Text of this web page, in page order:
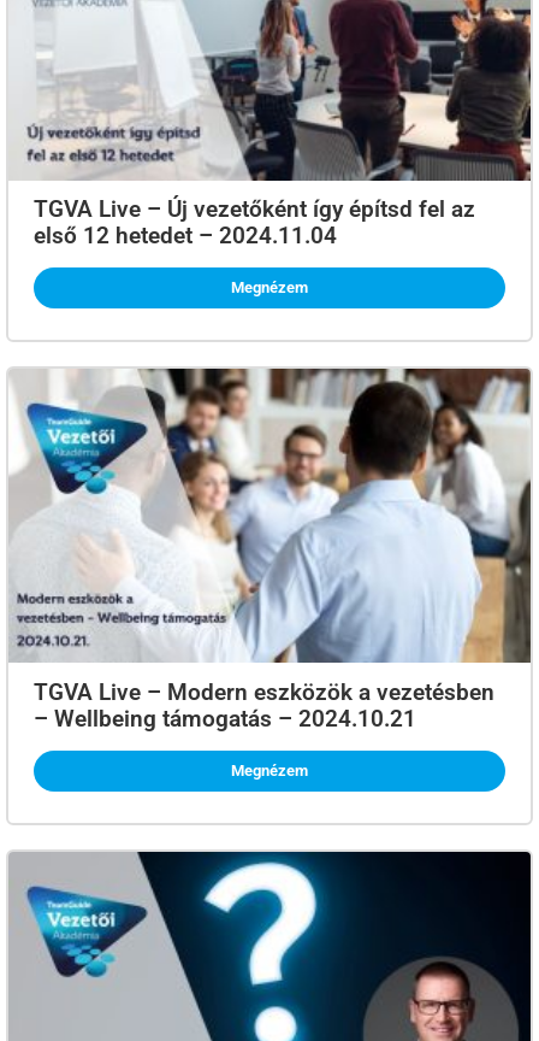
TGVA Live – Új vezetőként így építsd fel az
első 12 hetedet – 2024.11.04
Megnézem
TGVA Live – Modern eszközök a vezetésben
– Wellbeing támogatás – 2024.10.21
Megnézem